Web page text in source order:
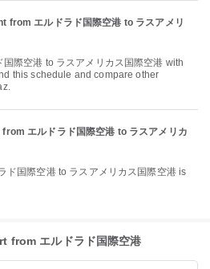
エルドラド国際空港 to ラスアメリ
this schedule and compare other
エルドラド国際空港 to ラスアメリカ
エルドラド国際空港